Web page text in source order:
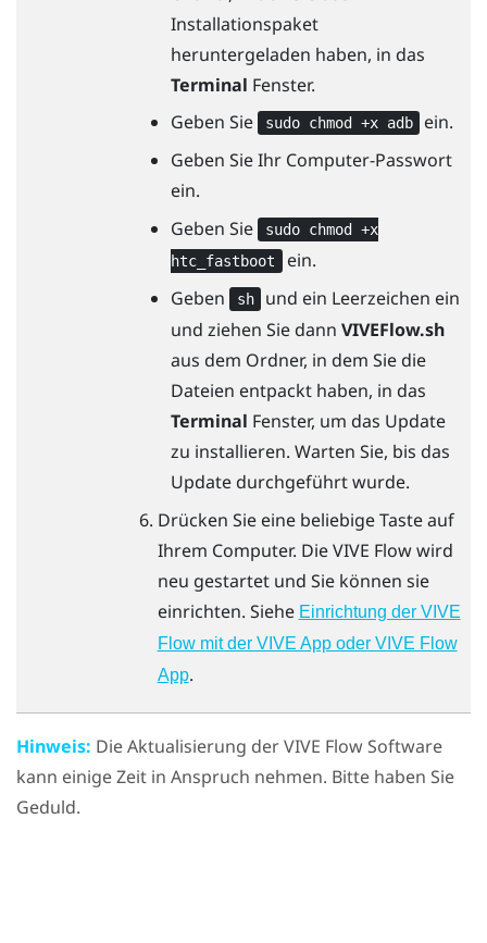
Installationspaket
heruntergeladen haben, in das
Terminal Fenster.
Geben Sie
sudo chmod +x adb
ein.
Geben Sie Ihr Computer-Passwort
ein.
Geben Sie
sudo chmod +x
htc_fastboot ein.
Geben
sh
und ein Leerzeichen ein
und ziehen Sie dannVIVEFlow.sh
aus dem Ordner, in dem Sie die
Dateien entpackt haben, in das
Terminal Fenster, um das Update
zu installieren. Warten Sie, bis das
Update durchgeführt wurde.
Drücken Sie eine beliebige Taste auf
Ihrem Computer. DieVIVE Flowwird
neu gestartet und Sie können sie
einrichten. Siehe Einrichtung der VIVE
Flow mit der VIVE App oder VIVE Flow
App.
Hinweis: Die Aktualisierung derVIVE Flow Software
kann einige Zeit in Anspruch nehmen. Bitte haben Sie
Geduld.